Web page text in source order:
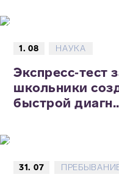
1. 08 НАУКА
Экспресс‑тест
школьники
быстрой
31. 07